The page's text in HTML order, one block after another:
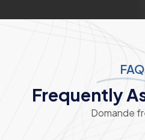
Frequently
Domande